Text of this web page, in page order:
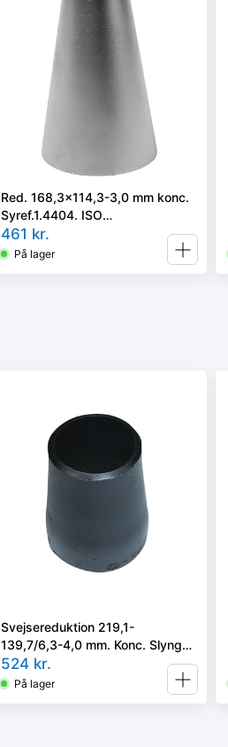
Red. 168,3x114,3-3,0 mm konc.
Syref.1.4404. ISO
5251/EN10253-3 el. 4 i vort valg
461 kr.
På lager
Svejsereduktion 219,1-
139,7/6,3-4,0 mm. Konc. Slyngr.
Faset, Kval. P235GH, EN 10253-
2/rk2 type B.
524 kr.
På lager